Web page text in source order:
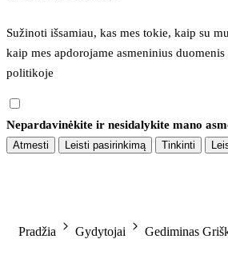
Sužinoti išsamiau, kas mes tokie, kaip su
kaip mes apdorojame asmeninius duomenis
politikoje
Nepardavinėkite ir nesidalykite mano
Atmesti Leisti pasirinkimą Tinkinti
Pradžia Gydytojai Gediminas